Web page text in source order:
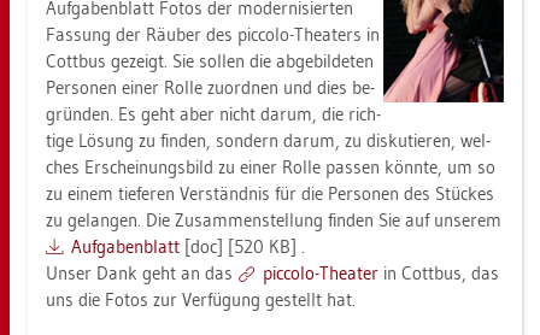
Auf­ga­ben­blatt Fotos der mo­der­ni­sier­ten
Fas­sung der Räu­ber des pic­co­lo-Thea­ters in
Cott­bus ge­zeigt. Sie sol­len die ab­ge­bil­de­ten
Per­so­nen einer Rolle zu­ord­nen und dies be­
grün­den. Es geht aber nicht darum, die rich­
ti­ge Lö­sung zu fin­den, son­dern darum, zu dis­ku­tie­ren, wel­
ches Er­schei­nungs­bild zu einer Rolle pas­sen könn­te, um so
zu einem tie­fe­ren Ver­ständ­nis für die Per­so­nen des Stü­ckes
zu ge­lan­gen. Die Zu­sam­men­stel­lung fin­den Sie auf un­se­rem
Auf­ga­ben­blatt [doc] [520 KB] .
Unser Dank geht an das
pic­co­lo-Thea­ter in Cott­bus, das
uns die Fotos zur Ver­fü­gung ge­stellt hat.